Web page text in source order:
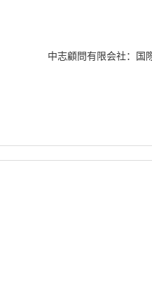
中志顧問有限会社：国